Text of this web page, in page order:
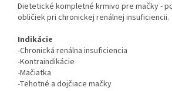
Dietetické kompletné krmivo pre mačky -
obličiek pri chronickej renálnej insuficiencii.
Indikácie
-Chronická renálna insuficiencia
-Kontraindikácie
-Mačiatka
-Tehotné a dojčiace mačky